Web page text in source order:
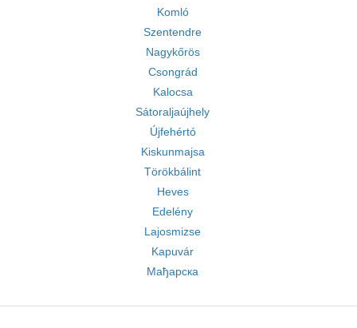
Komló
Szentendre
Nagykőrös
Csongrád
Kalocsa
Sátoraljaújhely
Újfehértó
Kiskunmajsa
Törökbálint
Heves
Edelény
Lajosmizse
Kapuvár
Мађарска